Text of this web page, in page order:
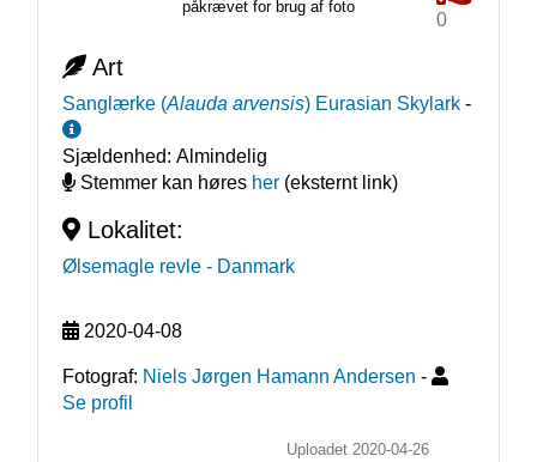
påkrævet for brug af foto
0
Art
Sanglærke (Alauda arvensis) Eurasian Skylark -
Sjældenhed: Almindelig
Stemmer kan høres her(eksternt link)
Lokalitet:
Ølsemagle revle - Danmark
2020-04-08
Fotograf: Niels Jørgen Hamann Andersen -
Se profil
Uploadet 2020-04-26